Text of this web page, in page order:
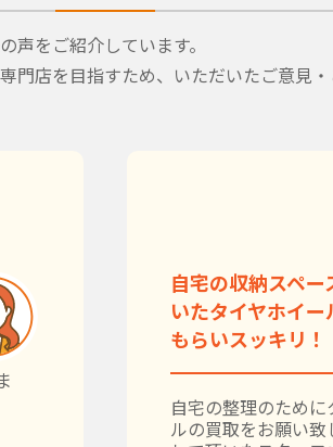
をご紹介しています。
門店を目指すため、いただいたご意見
自宅の収納スペー
いたタイヤホイー
もらいスッキリ！
自宅の整理のため
ルの買取をお願い